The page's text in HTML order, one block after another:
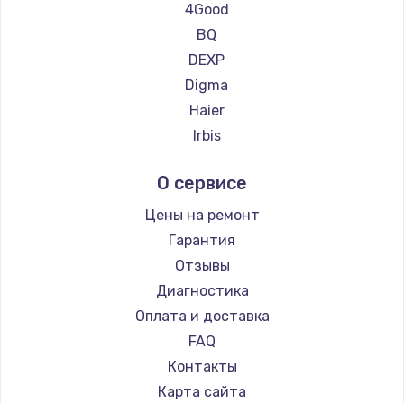
Замена тачпада
990 руб.
Заказать
Замена динамика
1500 руб.
Замена экрана
1530 руб.
Заказать
Замена шлейфа матрицы
1130 руб.
Заказать
Ремонт планшетов Teclast
Ремонт планшетов CHUWI
4Good
BQ
DEXP
Digma
Haier
Irbis
Microsoft
BlackView
Amazon
Aquarius
Philips
Dell
HP
Getac
ZTE
О сервисе
Цены на ремонт
Гарантия
Отзывы
Диагностика
Оплата и доставка
FAQ
Контакты
Карта сайта